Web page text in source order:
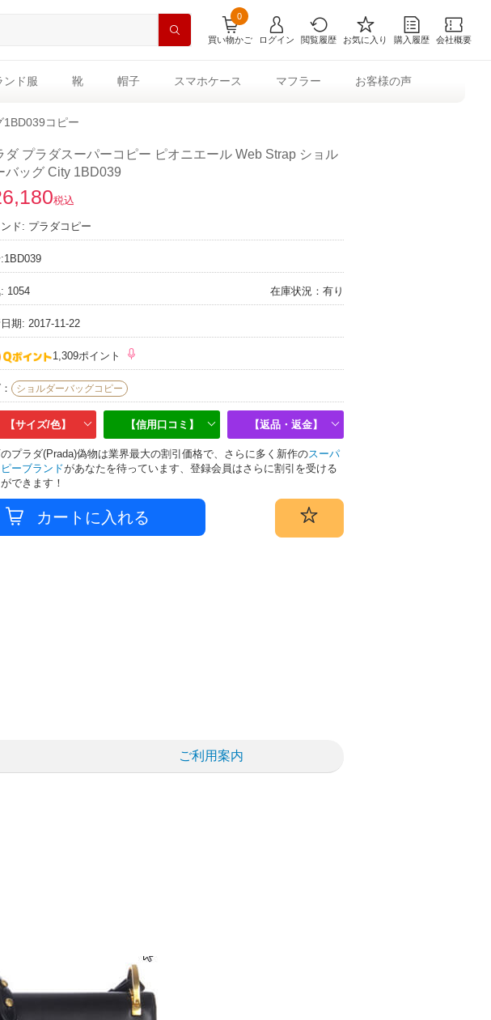
買い物かご
0
ログイン 閲覧履歴 お気に入り 購入履歴 会社概要
ンド服 靴 帽子 スマホケース マフラー お客様の声
1BD039コピー
ダ プラダスーパーコピー ピオニエール Web Strap ショル
バッグ City 1BD039
税込
ド: プラダコピー
1BD039
1054 在庫状況：有り
期: 2017-11-22
1,309ポイント
ショルダーバッグコピー
【サイズ/色】 【信用口コミ】 【返品・返金】
プラダ(Prada)偽物は業界最大の割引価格で、さらに多く新作のスーパ
ーブランドがあなたを待っています、登録会員はさらに割引を受ける
できます！
ご利用案内